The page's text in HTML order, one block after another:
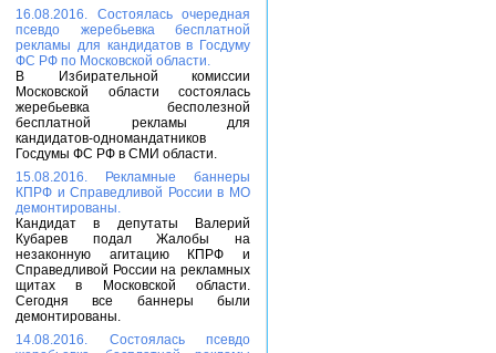
16.08.2016. Состоялась очередная
псевдо жеребьевка бесплатной
рекламы для кандидатов в Госдуму
ФС РФ по Московской области.
В Избирательной комиссии
Московской области состоялась
жеребьевка бесполезной
бесплатной рекламы для
кандидатов-одномандатников
Госдумы ФС РФ в СМИ области.
15.08.2016. Рекламные баннеры
КПРФ и Справедливой России в МО
демонтированы.
Кандидат в депутаты Валерий
Кубарев подал Жалобы на
незаконную агитацию КПРФ и
Справедливой России на рекламных
щитах в Московской области.
Сегодня все баннеры были
демонтированы.
14.08.2016. Состоялась псевдо